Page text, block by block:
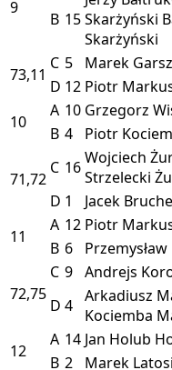
9
B 15Skarżyński
Skarżyński
73,11
C 5 Marek
D 12 Piotr
10
A 10 Grzegorz
B 4 Piotr
71,72
C 16Wojciech
Strzelecki
D 1 Jacek
11
A 12 Piotr
B 6
72,75
C 9 Andrejs
D 4 Arkadiusz
Kociemba
12
A 14 Jan Holub
B 2 Marek Latosi